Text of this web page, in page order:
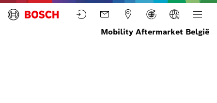
Mobility Aftermarket België